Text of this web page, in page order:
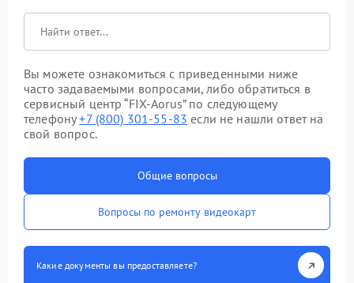
Вы можете ознакомиться с приведенными ниже
часто задаваемыми вопросами, либо обратиться в
сервисный центр “FIX-Aorus” по следующему
телефону+7 (800) 301-55-83 если не нашли ответ на
свой вопрос.
Общие вопросы
Вопросы по ремонту видеокарт
Какие документы вы предоставляете?